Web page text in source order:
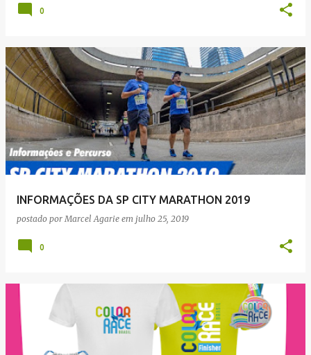
0
INFORMAÇÕES DA SP CITY MARATHON 2019
postado porMarcel Agarie em julho 25, 2019
0